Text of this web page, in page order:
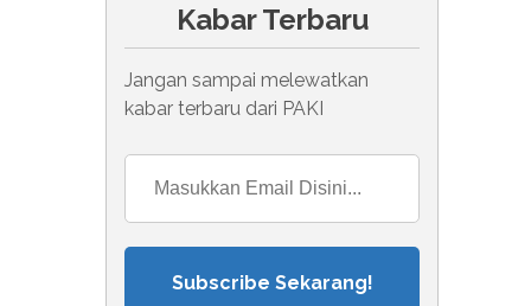
Kabar Terbaru
Jangan sampai melewatkan
kabar terbaru dari PAKI
Subscribe Sekarang!